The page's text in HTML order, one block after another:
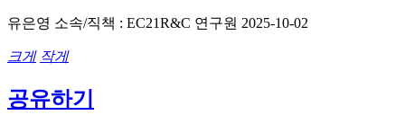
유은영 소속/직책 : EC21R&C 연구원 2025-10-02
크게 작게
공유하기